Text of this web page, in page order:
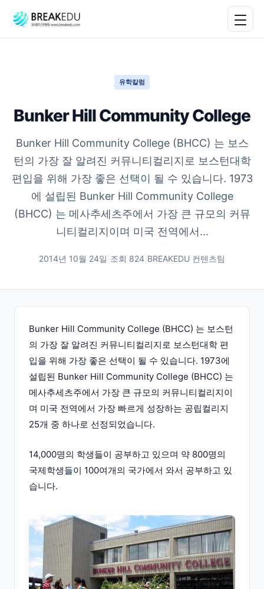
유학칼럼
Bunker Hill Community College
Bunker Hill Community College (BHCC) 는 보스
턴의 가장 잘 알려진 커뮤니티컬리지로 보스턴대학
편입을 위해 가장 좋은 선택이 될 수 있습니다. 1973
에 설립된 Bunker Hill Community College
(BHCC) 는 메사추세츠주에서 가장 큰 규모의 커뮤
니티컬리지이며 미국 전역에서...
2014년 10월 24일 조회 824 BREAKEDU 컨텐츠팀
Bunker Hill Community College (BHCC) 는 보스턴
의 가장 잘 알려진 커뮤니티컬리지로 보스턴대학 편
입을 위해 가장 좋은 선택이 될 수 있습니다. 1973에
설립된 Bunker Hill Community College (BHCC) 는
메사추세츠주에서 가장 큰 규모의 커뮤니티컬리지이
며 미국 전역에서 가장 빠르게 성장하는 공립컬리지
25개 중 하나로 선정되었습니다.
14,000명의 학생들이 공부하고 있으며 약 800명의
국제학생들이 100여개의 국가에서 와서 공부하고 있
습니다.